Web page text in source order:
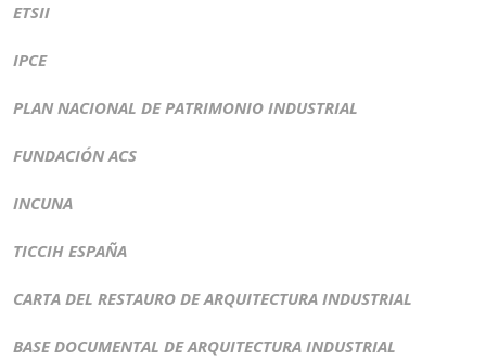
ETSII
IPCE
PLAN NACIONAL DE PATRIMONIO INDUSTRIAL
FUNDACIÓN ACS
INCUNA
TICCIH ESPAÑA
CARTA DEL RESTAURO DE ARQUITECTURA INDUSTRIAL
BASE DOCUMENTAL DE ARQUITECTURA INDUSTRIAL